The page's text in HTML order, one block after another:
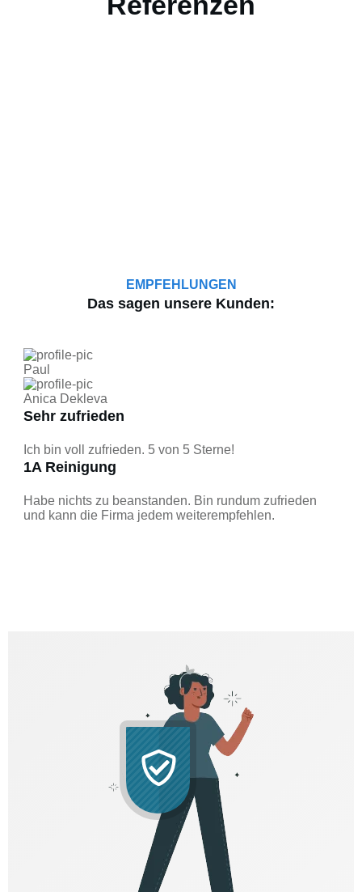
EMPFEHLUNGEN
Das sagen unsere Kunden:
Paul
Anica Dekleva
Sehr zufrieden
Ich bin voll zufrieden. 5 von 5 Sterne!
1A Reinigung
Habe nichts zu beanstanden. Bin rundum zufrieden
und kann die Firma jedem weiterempfehlen.